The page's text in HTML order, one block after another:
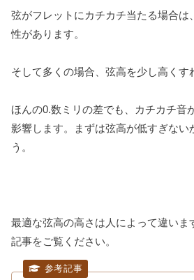
弦がフレットにカチカチ当たる場合は、
性があります。
そして多くの場合、弦高を少し高くす
ほんの0.数ミリの差でも、カチカチ音
影響します。まずは弦高が低すぎない
う。
最適な弦高の高さは人によって違いま
記事をご覧ください。